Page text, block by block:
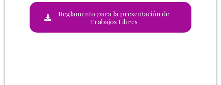
Reglamento para la presentación de
Trabajos Libres